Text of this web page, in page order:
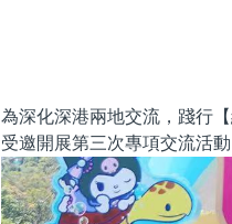
為深化深港兩地交流，踐行
受邀開展第三次專項交流活